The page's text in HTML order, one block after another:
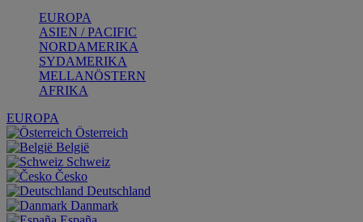
EUROPA
ASIEN / PACIFIC
NORDAMERIKA
SYDAMERIKA
MELLANÖSTERN
AFRIKA
EUROPA
Österreich
België
Schweiz
Česko
Deutschland
Danmark